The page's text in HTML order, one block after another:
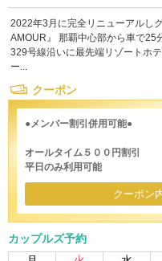
2022年3月に完全リニューアルし
AMOUR』 那覇中心部から車で25
329号線沿いに最先端リゾートホ
ー...
クーポン
●メンバー割引併用可能●
オールタイム５００円割引
平日のみ利用可能
クーポン
カップルズ予約